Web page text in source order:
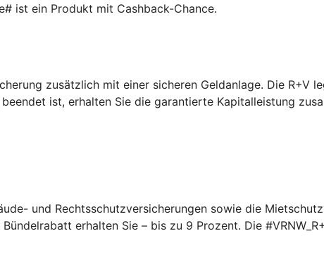
ist ein Produkt mit Cashback-Chance.
zusätzlich mit einer sicheren Geldanlage. Die R+V
ist, erhalten Sie die garantierte Kapitalleistung
und Rechtsschutzversicherungen sowie die
erhalten Sie – bis zu 9 Prozent. Die